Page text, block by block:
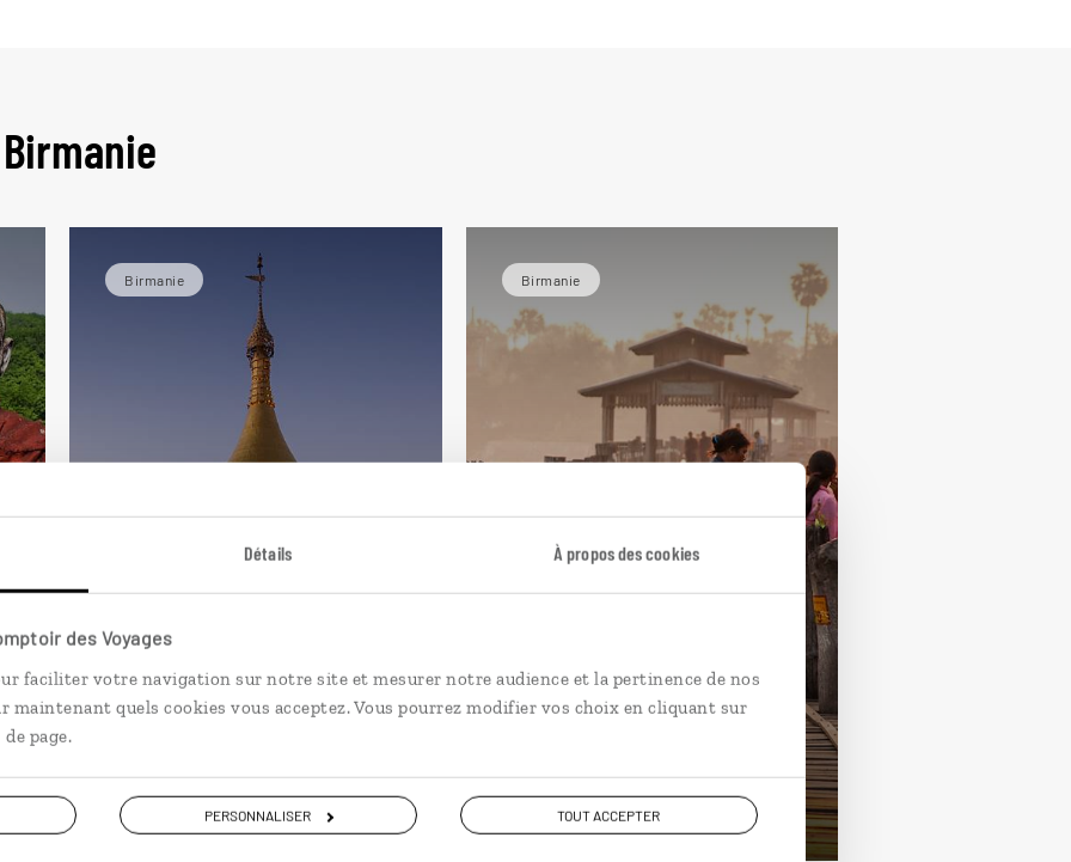
Détails À propos des cookies
des Voyages
faciliter votre navigation sur notre site et mesurer notre audience et la pertinence de nos
maintenant quels cookies vous acceptez. Vous pourrez modifier vos choix en cliquant sur
page.
PERSONNALISER TOUT ACCEPTER
Birmanie
La Birmanie en bleu
et or
Circuit en Birmanie entre sites
culturels et plages.
15 jours / 12 nuits
à partir de 3300€
Birmanie
Merveilles de
Circuit à la découverte des sites
incontournables birmans.
15 jours / 12 nuits
à partir de 3400€